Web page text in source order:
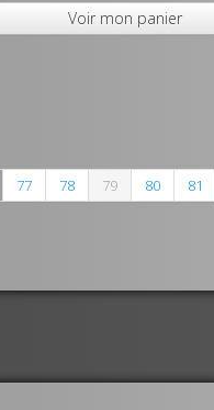
Voir mon panier
77 78 79 80 81